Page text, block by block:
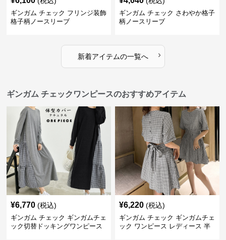
ギンガム チェック フリンジ装飾
格子柄ノースリーブ
ギンガム チェック さわやか格子
柄ノースリーブ
新着アイテムの一覧へ ›
ギンガム チェックワンピースのおすすめアイテム
¥6,770 (税込)
ギンガム チェック ギンガムチェ
ック切替ドッキングワンピース
¥6,220 (税込)
ギンガム チェック ギンガムチェ
ック ワンピース レディース 半